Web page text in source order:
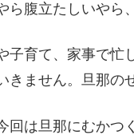
ら腹立たしいやら
子育て、家事で忙
きません。旦那の
回は旦那にむかつ